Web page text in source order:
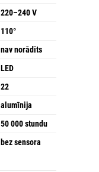
220–240 V
110°
nav norādīts
LED
22
alumīnija
50 000 stundu
bez sensora